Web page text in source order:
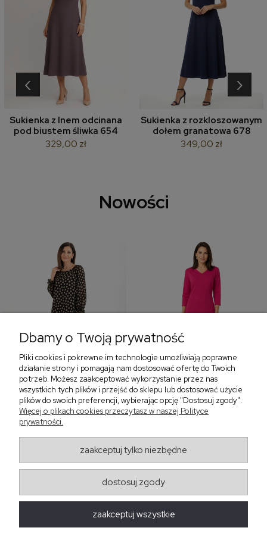
Sukienka z lnem odcinana
pod biustem śliwka 654
329,00 zł
Sukienka z rozkloszowanym
dołem granatowa 678
349,00 zł
‹ ›
Nowości
Sukienka z falbaną i
bufiastym rękawem w
405,30 zł
Sukienka z dekoltem w
299,00 zł
‹
Regulaminy
Obsługa zamówień
Dbamy o Twoją prywatność
Pliki cookies i pokrewne im technologie umożliwiają poprawne
działanie strony i pomagają nam dostosować ofertę do Twoich
potrzeb. Możesz zaakceptować wykorzystanie przez nas
wszystkich tych plików i przejść do sklepu lub dostosować użycie
plików do swoich preferencji, wybierając opcję "Dostosuj zgody".
Więcej o plikach cookies przeczytasz w naszej Polityce
prywatności.
zaakceptuj tylko niezbędne
dostosuj zgody
zaakceptuj wszystkie